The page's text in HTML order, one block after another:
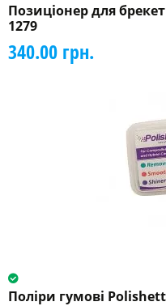
Позиціонер для
1279
340.00 грн.
Поліри гумові